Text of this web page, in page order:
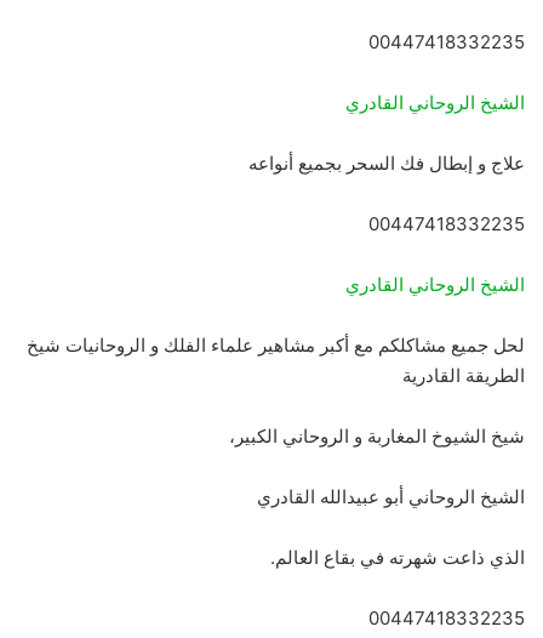
00447418332235
الشيخ الروحاني القادري
علاج و إبطال فك السحر بجميع أنواعه
00447418332235
الشيخ الروحاني القادري
لحل جميع مشاكلكم مع أكبر مشاهير علماء الفلك و الروحانيات شيخ
الطريقة القادرية
شيخ الشيوخ المغاربة و الروحاني الكبير،
الشيخ الروحاني أبو عبيدالله القادري
الذي ذاعت شهرته في بقاع العالم.
00447418332235